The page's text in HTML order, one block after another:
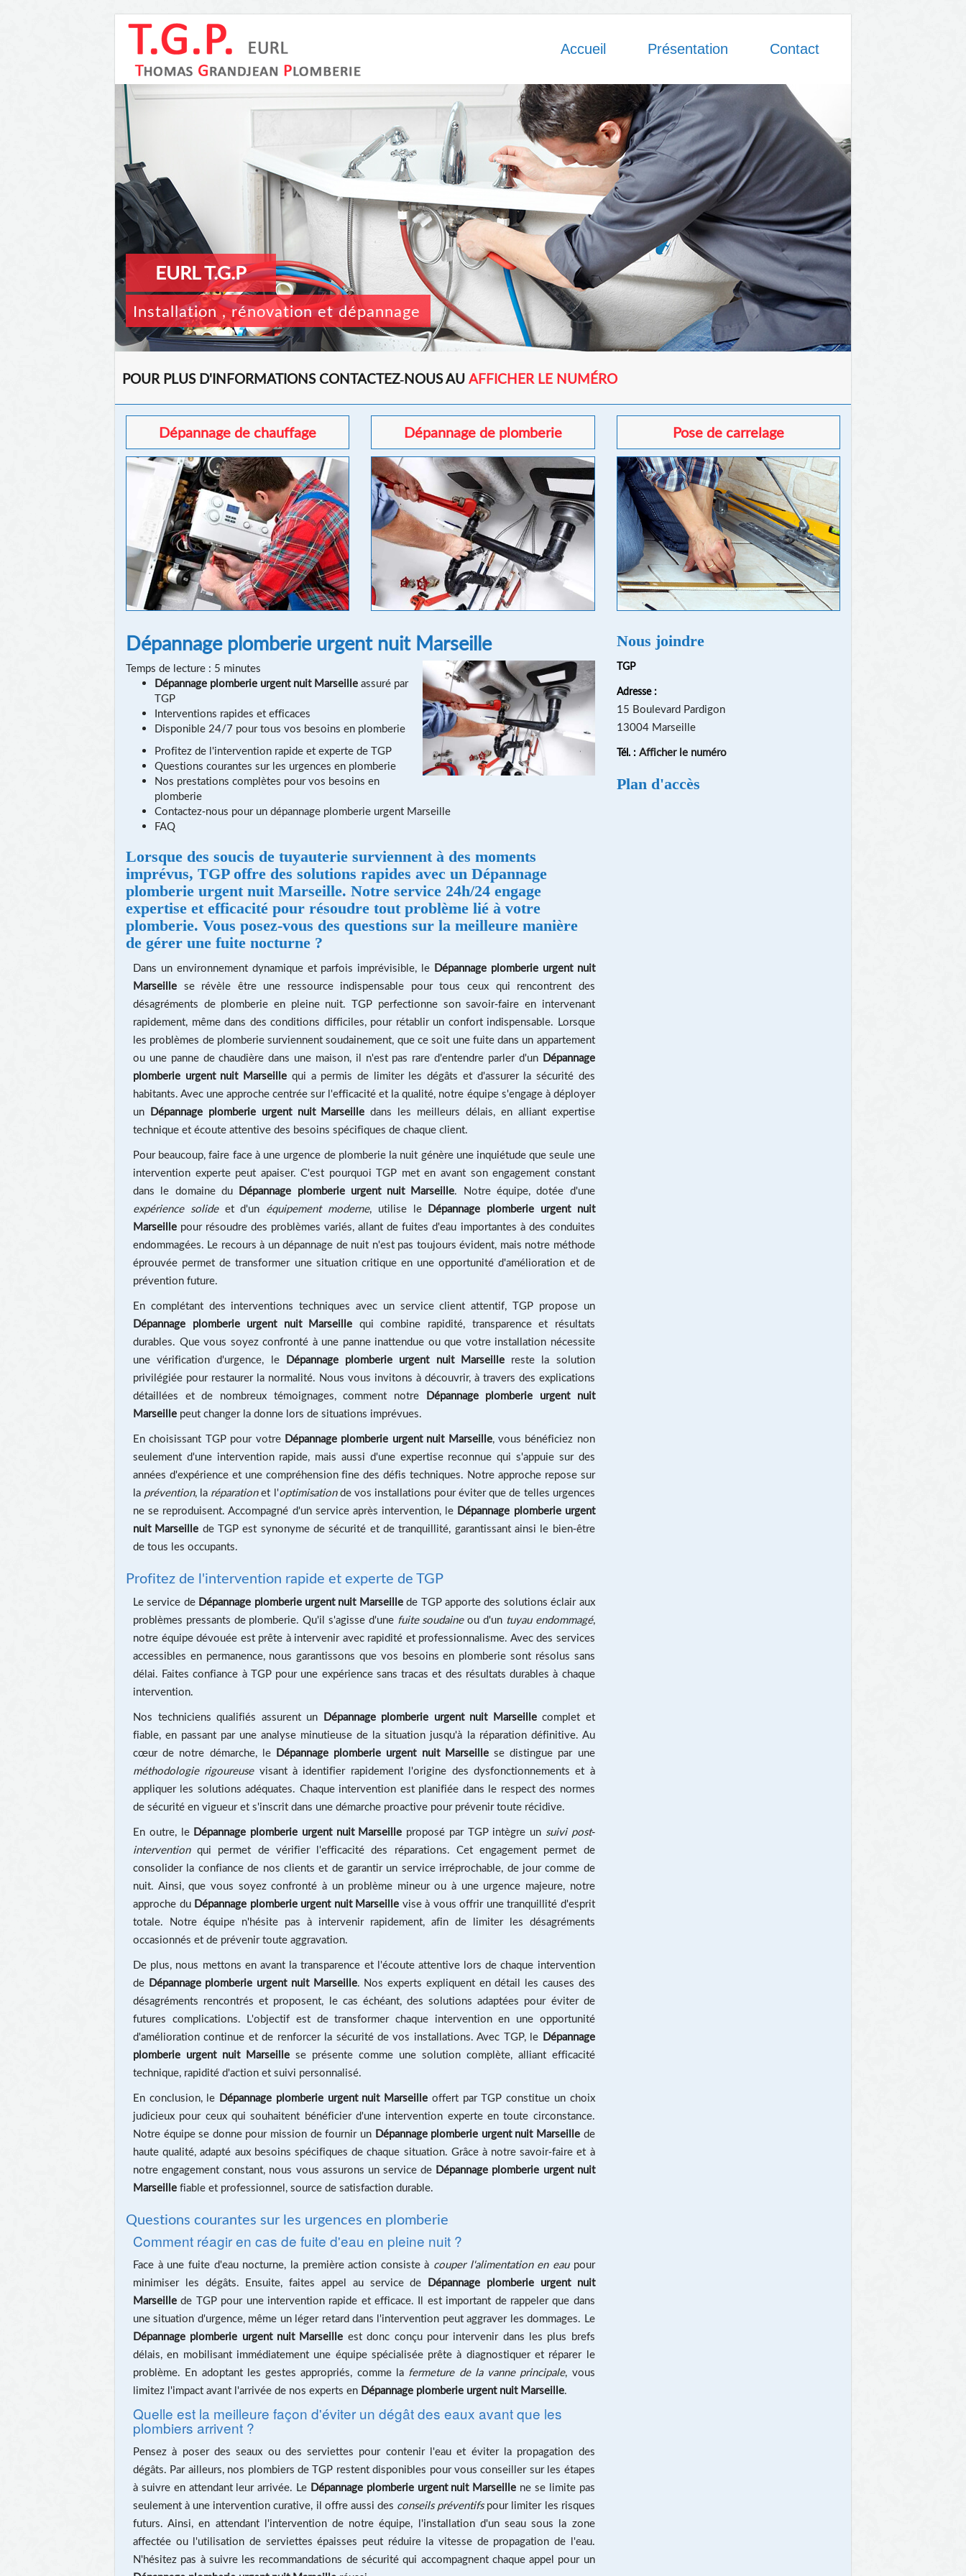
Accueil Présentation Contact
EURL T.G.P
Installation , rénovation et dépannage
POUR PLUS D'INFORMATIONS CONTACTEZ-NOUS AU AFFICHER LE NUMÉRO
Dépannage de chauffage Dépannage de plomberie Pose de carrelage
Dépannage plomberie urgent nuit Marseille
Temps de lecture : 5 minutes
Dépannage plomberie urgent nuit Marseille assuré par
TGP
Interventions rapides et efficaces
Disponible 24/7 pour tous vos besoins en plomberie
Profitez de l'intervention rapide et experte de TGP
Questions courantes sur les urgences en plomberie
Nos prestations complètes pour vos besoins en
plomberie
Contactez-nous pour un dépannage plomberie urgent Marseille
FAQ
Lorsque des soucis de tuyauterie surviennent à des moments
imprévus, TGP offre des solutions rapides avec un Dépannage
plomberie urgent nuit Marseille. Notre service 24h/24 engage
expertise et efficacité pour résoudre tout problème lié à votre
plomberie. Vous posez-vous des questions sur la meilleure manière
de gérer une fuite nocturne ?
Dans un environnement dynamique et parfois imprévisible, le Dépannage plomberie urgent nuit
Marseille se révèle être une ressource indispensable pour tous ceux qui rencontrent des
désagréments de plomberie en pleine nuit. TGP perfectionne son savoir-faire en intervenant
rapidement, même dans des conditions difficiles, pour rétablir un confort indispensable. Lorsque
les problèmes de plomberie surviennent soudainement, que ce soit une fuite dans un appartement
ou une panne de chaudière dans une maison, il n'est pas rare d'entendre parler d'un Dépannage
plomberie urgent nuit Marseille qui a permis de limiter les dégâts et d'assurer la sécurité des
habitants. Avec une approche centrée sur l'efficacité et la qualité, notre équipe s'engage à déployer
un Dépannage plomberie urgent nuit Marseille dans les meilleurs délais, en alliant expertise
technique et écoute attentive des besoins spécifiques de chaque client.
Pour beaucoup, faire face à une urgence de plomberie la nuit génère une inquiétude que seule une
intervention experte peut apaiser. C'est pourquoi TGP met en avant son engagement constant
dans le domaine du Dépannage plomberie urgent nuit Marseille. Notre équipe, dotée d'une
expérience solideet d'un équipement moderne, utilise le Dépannage plomberie urgent nuit
Marseille pour résoudre des problèmes variés, allant de fuites d'eau importantes à des conduites
endommagées. Le recours à un dépannage de nuit n'est pas toujours évident, mais notre méthode
éprouvée permet de transformer une situation critique en une opportunité d'amélioration et de
prévention future.
En complétant des interventions techniques avec un service client attentif, TGP propose un
Dépannage plomberie urgent nuit Marseille qui combine rapidité, transparence et résultats
durables. Que vous soyez confronté à une panne inattendue ou que votre installation nécessite
une vérification d'urgence, le Dépannage plomberie urgent nuit Marseillereste la solution
privilégiée pour restaurer la normalité. Nous vous invitons à découvrir, à travers des explications
détaillées et de nombreux témoignages, comment notre Dépannage plomberie urgent nuit
Marseille peut changer la donne lors de situations imprévues.
En choisissant TGP pour votre Dépannage plomberie urgent nuit Marseille, vous bénéficiez non
seulement d'une intervention rapide, mais aussi d'une expertise reconnue qui s'appuie sur des
années d'expérience et une compréhension fine des défis techniques. Notre approche repose sur
la prévention, la réparationet l'optimisationde vos installations pour éviter que de telles urgences
ne se reproduisent. Accompagné d'un service après intervention, le Dépannage plomberie urgent
nuit Marseille de TGP est synonyme de sécurité et de tranquillité, garantissant ainsi le bien-être
de tous les occupants.
Profitez de l'intervention rapide et experte de TGP
Le service de Dépannage plomberie urgent nuit Marseillede TGP apporte des solutions éclair aux
problèmes pressants de plomberie. Qu'il s'agisse d'une fuite soudaineou d'un tuyau endommagé,
notre équipe dévouée est prête à intervenir avec rapidité et professionnalisme. Avec des services
accessibles en permanence, nous garantissons que vos besoins en plomberie sont résolus sans
délai. Faites confiance à TGP pour une expérience sans tracas et des résultats durables à chaque
intervention.
Nos techniciens qualifiés assurent un Dépannage plomberie urgent nuit Marseillecomplet et
fiable, en passant par une analyse minutieuse de la situation jusqu'à la réparation définitive. Au
cœur de notre démarche, le Dépannage plomberie urgent nuit Marseillese distingue par une
méthodologie rigoureusevisant à identifier rapidement l'origine des dysfonctionnements et à
appliquer les solutions adéquates. Chaque intervention est planifiée dans le respect des normes
de sécurité en vigueur et s'inscrit dans une démarche proactive pour prévenir toute récidive.
En outre, le Dépannage plomberie urgent nuit Marseille proposé par TGP intègre un suivi post-
interventionqui permet de vérifier l'efficacité des réparations. Cet engagement permet de
consolider la confiance de nos clients et de garantir un service irréprochable, de jour comme de
nuit. Ainsi, que vous soyez confronté à un problème mineur ou à une urgence majeure, notre
approche du Dépannage plomberie urgent nuit Marseille vise à vous offrir une tranquillité d'esprit
totale. Notre équipe n'hésite pas à intervenir rapidement, afin de limiter les désagréments
occasionnés et de prévenir toute aggravation.
De plus, nous mettons en avant la transparence et l'écoute attentive lors de chaque intervention
de Dépannage plomberie urgent nuit Marseille. Nos experts expliquent en détail les causes des
désagréments rencontrés et proposent, le cas échéant, des solutions adaptées pour éviter de
futures complications. L'objectif est de transformer chaque intervention en une opportunité
d'amélioration continue et de renforcer la sécurité de vos installations. Avec TGP, le Dépannage
plomberie urgent nuit Marseillese présente comme une solution complète, alliant efficacité
technique, rapidité d'action et suivi personnalisé.
En conclusion, le Dépannage plomberie urgent nuit Marseille offert par TGP constitue un choix
judicieux pour ceux qui souhaitent bénéficier d'une intervention experte en toute circonstance.
Notre équipe se donne pour mission de fournir un Dépannage plomberie urgent nuit Marseille de
haute qualité, adapté aux besoins spécifiques de chaque situation. Grâce à notre savoir-faire et à
notre engagement constant, nous vous assurons un service de Dépannage plomberie urgent nuit
Marseille fiable et professionnel, source de satisfaction durable.
Questions courantes sur les urgences en plomberie
Comment réagir en cas de fuite d'eau en pleine nuit ?
Face à une fuite d'eau nocturne, la première action consiste à couper l'alimentation en eaupour
minimiser les dégâts. Ensuite, faites appel au service de Dépannage plomberie urgent nuit
Marseille de TGP pour une intervention rapide et efficace. Il est important de rappeler que dans
une situation d'urgence, même un léger retard dans l'intervention peut aggraver les dommages. Le
Dépannage plomberie urgent nuit Marseille est donc conçu pour intervenir dans les plus brefs
délais, en mobilisant immédiatement une équipe spécialisée prête à diagnostiquer et réparer le
problème. En adoptant les gestes appropriés, comme la fermeture de la vanne principale, vous
limitez l'impact avant l'arrivée de nos experts en Dépannage plomberie urgent nuit Marseille.
Quelle est la meilleure façon d'éviter un dégât des eaux avant que les
plombiers arrivent ?
Pensez à poser des seaux ou des serviettes pour contenir l'eau et éviter la propagation des
dégâts. Par ailleurs, nos plombiers de TGP restent disponibles pour vous conseiller sur les étapes
à suivre en attendant leur arrivée. Le Dépannage plomberie urgent nuit Marseille ne se limite pas
seulement à une intervention curative, il offre aussi des conseils préventifspour limiter les risques
futurs. Ainsi, en attendant l'intervention de notre équipe, l'installation d'un seau sous la zone
affectée ou l'utilisation de serviettes épaisses peut réduire la vitesse de propagation de l'eau.
N'hésitez pas à suivre les recommandations de sécurité qui accompagnent chaque appel pour un
Nous joindre
TGP
Adresse :
15 Boulevard Pardigon
13004 Marseille
Tél. : Afficher le numéro
Plan d'accès